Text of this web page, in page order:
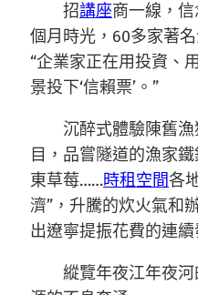
招講座商一線，
個月時光，60多家著
“企業家正在用投資、
景投下‘信賴票’。”
沉醉式體驗陳舊
目，品嘗隧道的漁家
東草莓……時租空間各
濟”，升騰的炊火氣和
出遼寧提振花費的連續
縱覽年夜江年夜